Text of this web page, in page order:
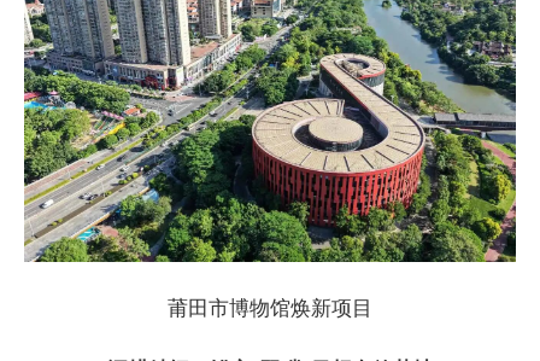
莆田市博物馆焕新项目